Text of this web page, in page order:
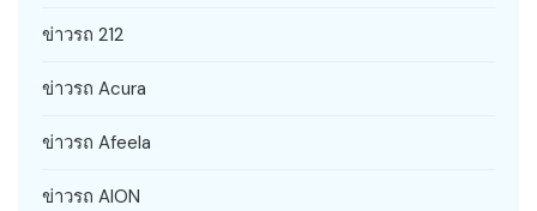
ข่าวรถ 212
ข่าวรถ Acura
ข่าวรถ Afeela
ข่าวรถ AION